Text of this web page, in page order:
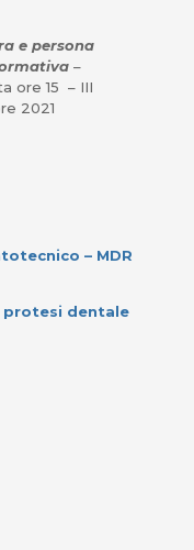
e persona
–
ore 15 – III
2021
– MDR
protesi dentale